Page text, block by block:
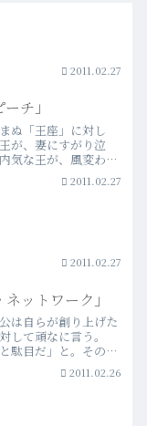
2011.02.27
チ」
ぬ「王座」に対し
が、妻にすがり泣
気な王が、風変わり
情により、困難に立
描いた映画である
とする、王と…more
2011.02.27
2011.02.27
ネットワーク」
は自らが創り上げた
して頑なに言う。
駄目だ」と。そのセ
画は、ひたすらにク
ルに、「今この時
映画」という…more
2011.02.26